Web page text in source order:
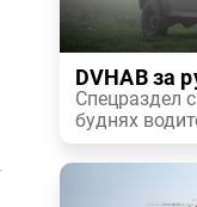
DVHAB за
Спецраздел
буднях